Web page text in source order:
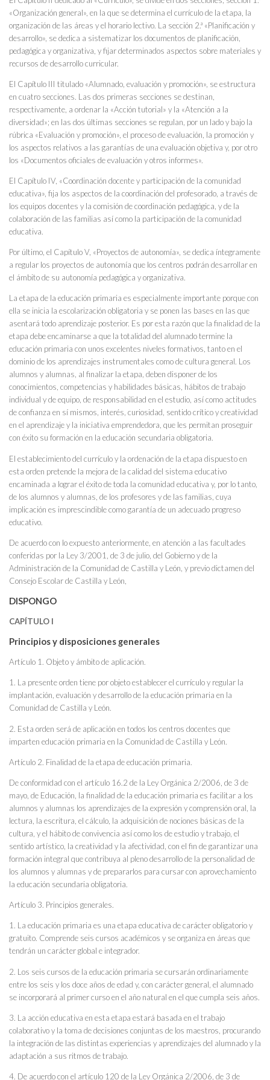
«Organización general», en la que se determina el currículo de la etapa, la
organización de las áreas y el horario lectivo. La sección 2.ª «Planificación y
desarrollo», se dedica a sistematizar los documentos de planificación,
pedagógica y organizativa, y fijar determinados aspectos sobre materiales y
recursos de desarrollo curricular.
El Capítulo III titulado «Alumnado, evaluación y promoción», se estructura
en cuatro secciones. Las dos primeras secciones se destinan,
respectivamente, a ordenar la «Acción tutorial» y la «Atención a la
diversidad»; en las dos últimas secciones se regulan, por un lado y bajo la
rúbrica «Evaluación y promoción», el proceso de evaluación, la promoción y
los aspectos relativos a las garantías de una evaluación objetiva y, por otro
los «Documentos oficiales de evaluación y otros informes».
El Capítulo IV, «Coordinación docente y participación de la comunidad
educativa», fija los aspectos de la coordinación del profesorado, a través de
los equipos docentes y la comisión de coordinación pedagógica, y de la
colaboración de las familias así como la participación de la comunidad
educativa.
Por último, el Capítulo V, «Proyectos de autonomía», se dedica íntegramente
a regular los proyectos de autonomía que los centros podrán desarrollar en
el ámbito de su autonomía pedagógica y organizativa.
La etapa de la educación primaria es especialmente importante porque con
ella se inicia la escolarización obligatoria y se ponen las bases en las que
asentará todo aprendizaje posterior. Es por esta razón que la finalidad de la
etapa debe encaminarse a que la totalidad del alumnado termine la
educación primaria con unos excelentes niveles formativos, tanto en el
dominio de los aprendizajes instrumentales como de cultura general. Los
alumnos y alumnas, al finalizar la etapa, deben disponer de los
conocimientos, competencias y habilidades básicas, hábitos de trabajo
individual y de equipo, de responsabilidad en el estudio, así como actitudes
de confianza en sí mismos, interés, curiosidad, sentido crítico y creatividad
en el aprendizaje y la iniciativa emprendedora, que les permitan proseguir
con éxito su formación en la educación secundaria obligatoria.
El establecimiento del currículo y la ordenación de la etapa dispuesto en
esta orden pretende la mejora de la calidad del sistema educativo
encaminada a lograr el éxito de toda la comunidad educativa y, por lo tanto,
de los alumnos y alumnas, de los profesores y de las familias, cuya
implicación es imprescindible como garantía de un adecuado progreso
educativo.
De acuerdo con lo expuesto anteriormente, en atención a las facultades
conferidas por la Ley 3/2001, de 3 de julio, del Gobierno y de la
Administración de la Comunidad de Castilla y León, y previo dictamen del
Consejo Escolar de Castilla y León,
DISPONGO
CAPÍTULO I
Principios y disposiciones generales
Artículo 1. Objeto y ámbito de aplicación.
1. La presente orden tiene por objeto establecer el currículo y regular la
implantación, evaluación y desarrollo de la educación primaria en la
Comunidad de Castilla y León.
2. Esta orden será de aplicación en todos los centros docentes que
imparten educación primaria en la Comunidad de Castilla y León.
Artículo 2. Finalidad de la etapa de educación primaria.
De conformidad con el artículo 16.2 de la Ley Orgánica 2/2006, de 3 de
mayo, de Educación, la finalidad de la educación primaria es facilitar a los
alumnos y alumnas los aprendizajes de la expresión y comprensión oral, la
lectura, la escritura, el cálculo, la adquisición de nociones básicas de la
cultura, y el hábito de convivencia así como los de estudio y trabajo, el
sentido artístico, la creatividad y la afectividad, con el fin de garantizar una
formación integral que contribuya al pleno desarrollo de la personalidad de
los alumnos y alumnas y de prepararlos para cursar con aprovechamiento
la educación secundaria obligatoria.
Artículo 3. Principios generales.
1. La educación primaria es una etapa educativa de carácter obligatorio y
gratuito. Comprende seis cursos académicos y se organiza en áreas que
tendrán un carácter global e integrador.
2. Los seis cursos de la educación primaria se cursarán ordinariamente
entre los seis y los doce años de edad y, con carácter general, el alumnado
se incorporará al primer curso en el año natural en el que cumpla seis años.
3. La acción educativa en esta etapa estará basada en el trabajo
colaborativo y la toma de decisiones conjuntas de los maestros, procurando
la integración de las distintas experiencias y aprendizajes del alumnado y la
adaptación a sus ritmos de trabajo.
4. De acuerdo con el artículo 120 de la Ley Orgánica 2/2006, de 3 de